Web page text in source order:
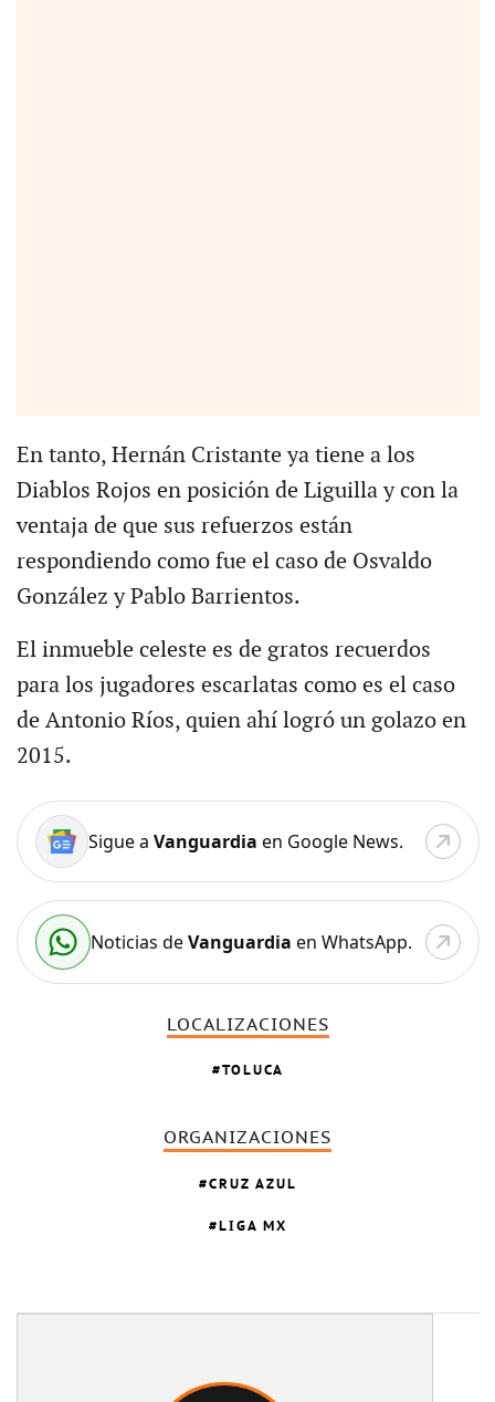
En tanto, Hernán Cristante ya tiene a los
Diablos Rojos en posición de Liguilla y con la
ventaja de que sus refuerzos están
respondiendo como fue el caso de Osvaldo
González y Pablo Barrientos.
El inmueble celeste es de gratos recuerdos
para los jugadores escarlatas como es el caso
de Antonio Ríos, quien ahí logró un golazo en
2015.
Sigue a Vanguardia en Google News.
Noticias deVanguardia en WhatsApp.
LOCALIZACIONES
TOLUCA
ORGANIZACIONES
CRUZ AZUL
LIGA MX